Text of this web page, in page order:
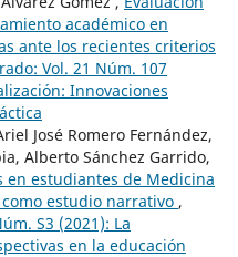
académico en
ante los recientes criterios
Vol. 21 Núm. 107
Innovaciones
José Romero Fernández,
Alberto Sánchez Garrido,
en estudiantes de Medicina
estudio narrativo ,
S3 (2021): La
en la educación